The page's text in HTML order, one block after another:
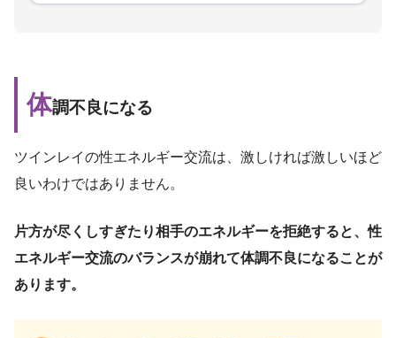
体調不良になる
ツインレイの性エネルギー交流は、激しければ激しいほど
良いわけではありません。
片方が尽くしすぎたり相手のエネルギーを拒絶すると、性
エネルギー交流のバランスが崩れて体調不良になることが
あります。